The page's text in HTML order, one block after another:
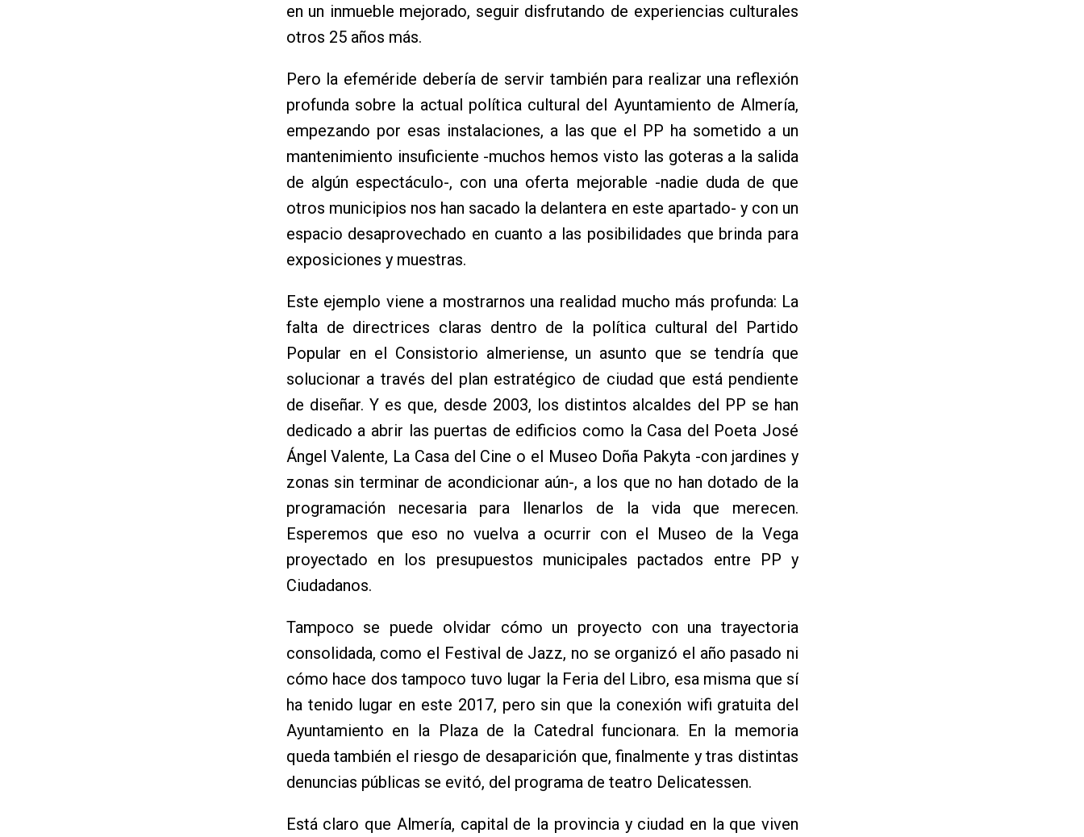
en un inmueble mejorado, seguir disfrutando de experiencias culturales
otros 25 años más.
Pero la efeméride debería de servir también para realizar una reflexión
profunda sobre la actual política cultural del Ayuntamiento de Almería,
empezando por esas instalaciones, a las que el PP ha sometido a un
mantenimiento insuficiente -muchos hemos visto las goteras a la salida
de algún espectáculo-, con una oferta mejorable -nadie duda de que
otros municipios nos han sacado la delantera en este apartado- y con un
espacio desaprovechado en cuanto a las posibilidades que brinda para
exposiciones y muestras.
Este ejemplo viene a mostrarnos una realidad mucho más profunda: La
falta de directrices claras dentro de la política cultural del Partido
Popular en el Consistorio almeriense, un asunto que se tendría que
solucionar a través del plan estratégico de ciudad que está pendiente
de diseñar. Y es que, desde 2003, los distintos alcaldes del PP se han
dedicado a abrir las puertas de edificios como la Casa del Poeta José
Ángel Valente, La Casa del Cine o el Museo Doña Pakyta -con jardines y
zonas sin terminar de acondicionar aún-, a los que no han dotado de la
programación necesaria para llenarlos de la vida que merecen.
Esperemos que eso no vuelva a ocurrir con el Museo de la Vega
proyectado en los presupuestos municipales pactados entre PP y
Ciudadanos.
Tampoco se puede olvidar cómo un proyecto con una trayectoria
consolidada, como el Festival de Jazz, no se organizó el año pasado ni
cómo hace dos tampoco tuvo lugar la Feria del Libro, esa misma que sí
ha tenido lugar en este 2017, pero sin que la conexión wifi gratuita del
Ayuntamiento en la Plaza de la Catedral funcionara. En la memoria
queda también el riesgo de desaparición que, finalmente y tras distintas
denuncias públicas se evitó, del programa de teatro Delicatessen.
Está claro que Almería, capital de la provincia y ciudad en la que viven